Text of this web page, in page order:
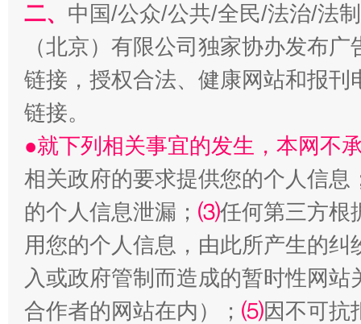
揭批美国五大"原罪" "炒
二、 中国/公众/公共/全民/法治/法
（北京）有限公司独家协办发布
链接，授权合法、健康网站和报
链接。
●就下列相关事宜的发生，本网不
相关政府的要求提供您的个人信息
的个人信息泄漏； ⑶任何第三方根
用您的个人信息，由此所产生的纠
入或政府管制而造成的暂时性网
合作者的网站在内）； ⑸因不可抗